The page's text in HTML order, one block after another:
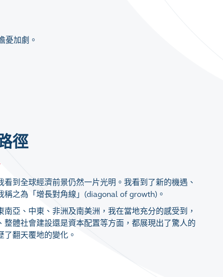
憂加劇。
徑
到全球經濟前景仍然一片光明。我看到了新的機遇、
稱之為「增長對角線」(diagonal of growth)。
亞、中東、非洲及南美洲，我在當地充分的感受到，
整體社會建設還是資本配置等方面，都展現出了驚人的
翻天覆地的變化。